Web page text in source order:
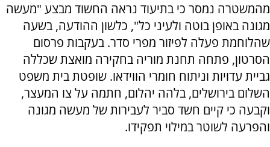
מהמשטרה נמסר כי בתיעוד נראה החשוד מבצע "מעשה
מגונה באופן בוטה ולעיני כל", כלשון ההודעה, בשעה
שהלוחמת פעלה לפיזור מפרי סדר. בעקבות פרסום
הסרטון, פתחה תחנת מוריה בחקירה מואצת שכללה
גביית עדויות וניתוח חומרי הווידאו. שופטת בית משפט
השלום בירושלים, בלהה יהלום, חתמה על צו המעצר,
וקבעה כי קיים חשד סביר לעבירות של מעשה מגונה
והפרעה לשוטר במילוי תפקידו.